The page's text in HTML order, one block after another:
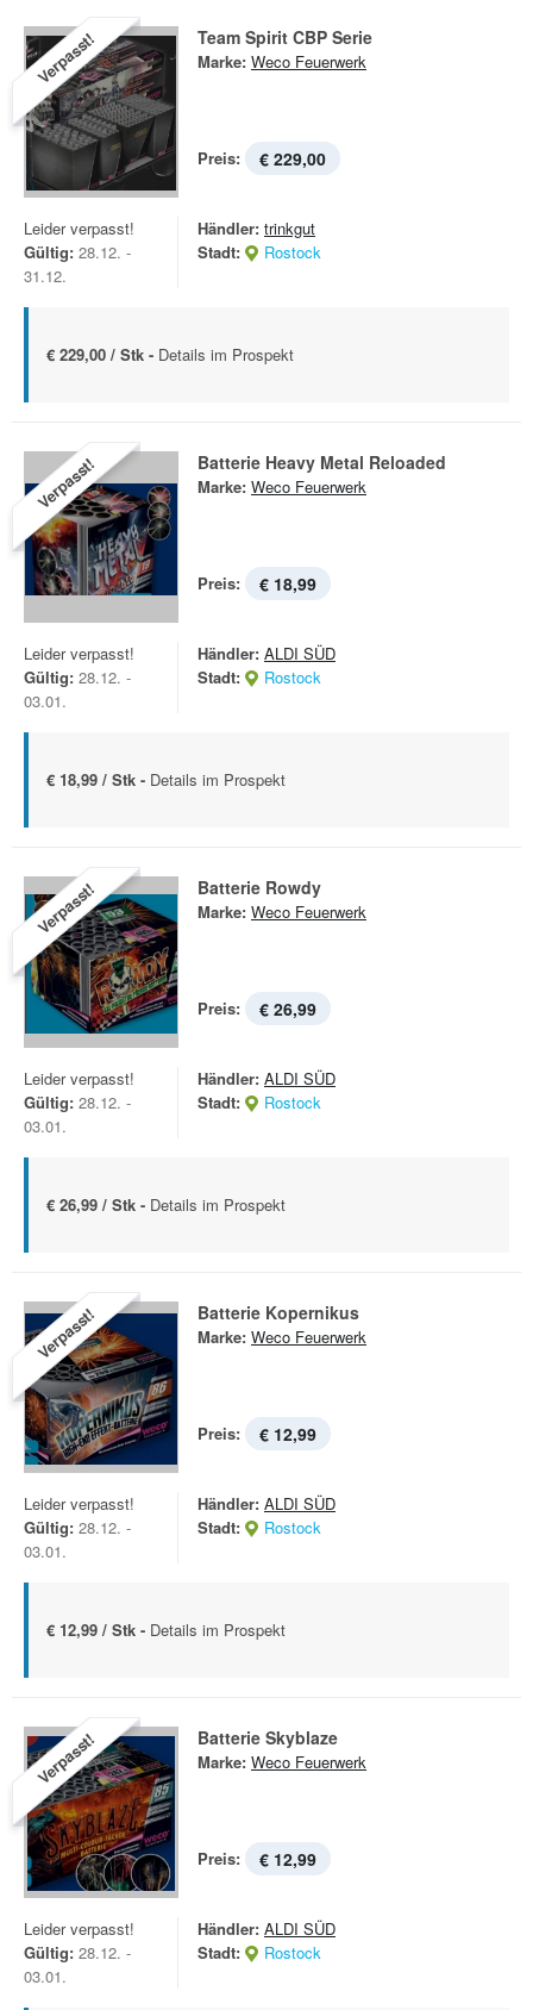
Verpasst! Team Spirit CBP Serie
Marke: Weco Feuerwerk
Preis: € 229,00
Leider verpasst!
Gültig: 28.12. -
31.12.
Händler: trinkgut
Stadt:
Rostock
€ 229,00 / Stk - Details im Prospekt
Verpasst! Batterie Heavy Metal Reloaded
Marke: Weco Feuerwerk
Preis: € 18,99
Leider verpasst!
Gültig: 28.12. -
03.01.
Händler: ALDI SÜD
Stadt:
Rostock
€ 18,99 / Stk - Details im Prospekt
Verpasst! Batterie Rowdy
Marke: Weco Feuerwerk
Preis: € 26,99
Leider verpasst!
Gültig: 28.12. -
03.01.
Händler: ALDI SÜD
Stadt:
Rostock
€ 26,99 / Stk - Details im Prospekt
Verpasst! Batterie Kopernikus
Marke: Weco Feuerwerk
Preis: € 12,99
Leider verpasst!
Gültig: 28.12. -
03.01.
Händler: ALDI SÜD
Stadt:
Rostock
€ 12,99 / Stk - Details im Prospekt
Verpasst! Batterie Skyblaze
Marke: Weco Feuerwerk
Preis: € 12,99
Leider verpasst!
Gültig: 28.12. -
03.01.
Händler: ALDI SÜD
Stadt:
Rostock